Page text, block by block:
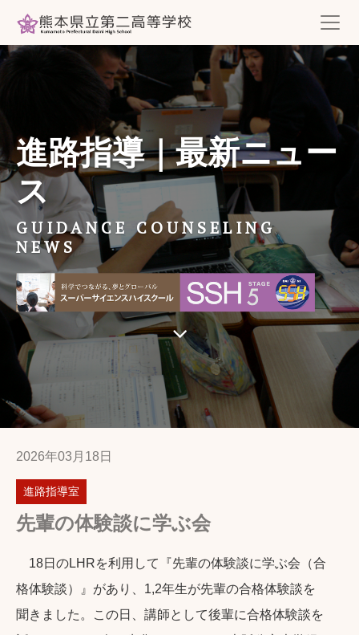
進路指導｜最新ニュー
ス
GUIDANCE COUNSELING
NEWS
2026年03月18日
進路指導室
先輩の体験談に学ぶ会
18日のLHRを利用して『先輩の体験談に学ぶ会（合
格体験談）』があり、1,2年生が先輩の合格体験談を
聞きました。この日、講師として後輩に合格体験談を